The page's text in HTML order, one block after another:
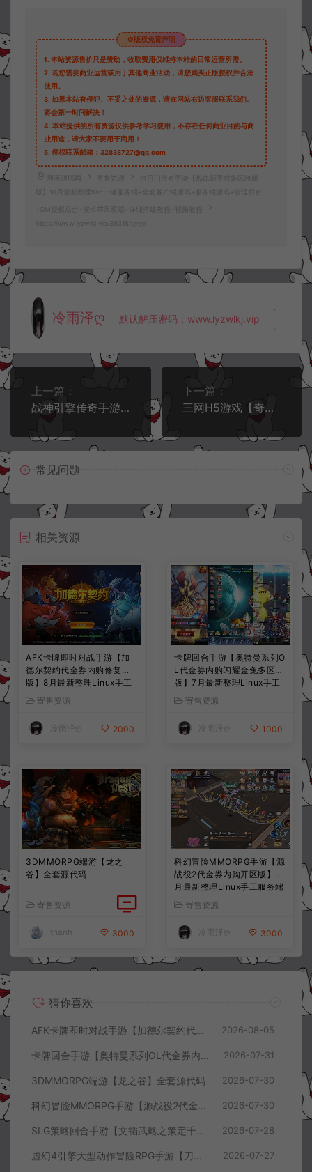
©版权免责声明
1. 本站资源售价只是赞助，收取费用仅维持本站的日常运营所需。
2. 若您需要商业运营或用于其他商业活动，请您购买正版授权并合法
使用。
3. 如果本站有侵犯、不妥之处的资源，请在网站右边客服联系我们。
将会第一时间解决！
4. 本站提供的所有资源仅供参考学习使用，不存在任何商业目的与商
业用途，请大家不要用于商用！
5. 侵权联系邮箱：32838727@qq.com
阿泽源码网 寄售资源
白日门传奇手游【热血新手村多区跨服
版】10月最新整理Win一键服务端+全套客户端源码+服务端源码+管理后台
+GM授权后台+安卓苹果双端+详细搭建教程+视频教程
https://www.lyzwlkj.vip/39316/syzy/
冷雨泽ღ 默认解压密码：www.lyzwlkj.vip
上一篇：
战神引擎传奇手游【新UI海洋传奇三职业】10月最新整理Win一键服务端+GM授权后台+安卓苹果双端+详细搭建教程+视频教程
下一篇：
三网H5游戏【奇迹H5之卓越之境多区跨服超变平台币内购版】9月最新整理Linux手工服务端+多区跨服+GM平台币授权后台+简易安卓客户端+详细搭建教程+视频教程
常见问题
相关资源
AFK卡牌即时对战手游【加
德尔契约代金券内购修复
版】8月最新整理Linux手工
服务端+前后端全套源码+CD
K授权后台+安卓苹果双端
+详细搭建教程+视频教程
寄售资源
冷雨泽ღ 2000
卡牌回合手游【奥特曼系列O
L代金券内购闪耀金兔多区
版】7月最新整理Linux手工
服务端+加解密工具+CDK授
权后台+安卓+详细搭建教程
+视频教程
寄售资源
冷雨泽ღ 1000
3DMMORPG端游【龙之
谷】全套源代码
寄售资源
thanh 3000
科幻冒险MMORPG手游【源
战役2代金券内购开区版】7
月最新整理Linux手工服务端
+配套源码+多功能管理后台
+支付后台+CDK授权后台
+安卓+详细搭建教程+视频
教程
寄售资源
冷雨泽ღ 3000
猜你喜欢
AFK卡牌即时对战手游【加德尔契约代金券内购修复版】8月最新整理Linux手工服务端+前后端全套源码+CDK授权后台+安卓苹果双端+详细搭建教程+视频教程 2026-08-05
卡牌回合手游【奥特曼系列OL代金券内购闪耀金兔多区版】7月最新整理Linux手工服务端+加解密工具+CDK授权后台+安卓+详细搭建教程+视频教程 2026-07-31
3DMMORPG端游【龙之谷】全套源代码 2026-07-30
科幻冒险MMORPG手游【源战役2代金券内购开区版】7月最新整理Linux手工服务端+配套源码+多功能管理后台+支付后台+CDK授权后台+安卓+详细搭建教程+视频教程 2026-07-30
SLG策略回合手游【文韬武略之策定千军代金券内购版】7月最新整理Linux手工服务端+前后端全套源码+管理后台+CDK授权后台+PC安卓+详细搭建教程+视频教程 2026-07-28
虚幻4引擎大型动作冒险RPG手游【刀锋战记2-邪恶回归】7月最新整理Linux手工服务端+全套前后端源码+管理后台+CDK授权后台+PC安卓苹果+详细搭建教程+视频教程 2026-07-27